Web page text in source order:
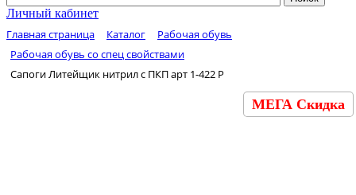
Личный кабинет
Главная страница Каталог
Рабочая обувь
Рабочая обувь со спец свойствами
Сапоги Литейщик нитрил с ПКП арт 1-422 P
МЕГА Скидка